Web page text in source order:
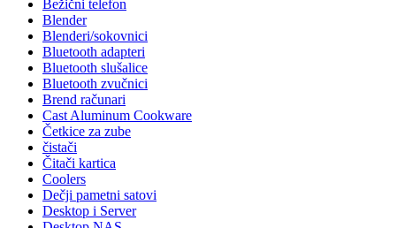
Bežični telefon
Blender
Blenderi/sokovnici
Bluetooth adapteri
Bluetooth slušalice
Bluetooth zvučnici
Brend računari
Cast Aluminum Cookware
Četkice za zube
čistači
Čitači kartica
Coolers
Dečji pametni satovi
Desktop i Server